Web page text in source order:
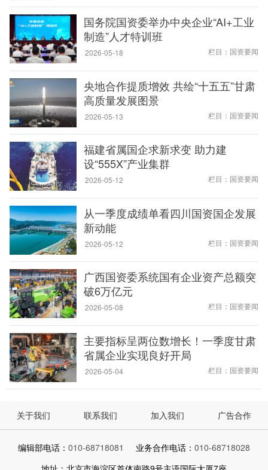
国务院国资委举办中央企业“AI+工业
制造”人才特训班
2026-05-18 栏目：国资要闻
央地合作提质增效 共绘“十五五”甘肃
高质量发展图景
2026-05-13 栏目：国资要闻
福建省属国企求新求变 助力建
设“555X”产业集群
2026-05-12 栏目：国资要闻
从一季度成绩单看四川国资国企发展
新动能
2026-05-12 栏目：国资要闻
广西国资委系统国有企业资产总额突
破6万亿元
2026-05-08 栏目：国资要闻
主要指标呈两位数增长！一季度甘肃
省属企业实现良好开局
2026-05-04 栏目：国资要闻
关于我们 联系我们 加入我们 广告合作
编辑部电话： 010-68718081 业务合作电话： 010-68718028